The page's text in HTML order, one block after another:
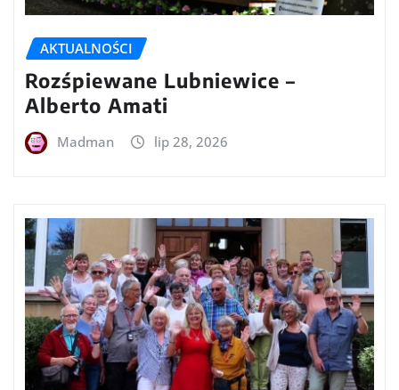
AKTUALNOŚCI
Rozśpiewane Lubniewice –
Alberto Amati
Madman lip 28, 2026